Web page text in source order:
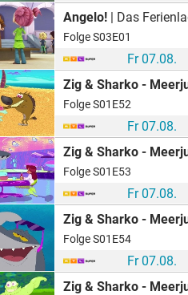
Angelo! | Das
Folge S03E01
Fr 07.08.
Zig & Sharko -
Folge S01E52
Fr 07.08.
Zig & Sharko -
Folge S01E53
Fr 07.08.
Zig & Sharko -
Folge S01E54
Fr 07.08.
Zig & Sharko -